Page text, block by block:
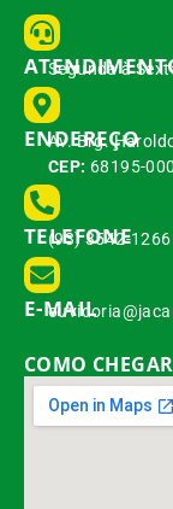
Segunda à
ENDEREÇO
Av. Brg.
CEP: 68195-000
TELEFONE
(93) 3542-1266
E-MAIL
COMO